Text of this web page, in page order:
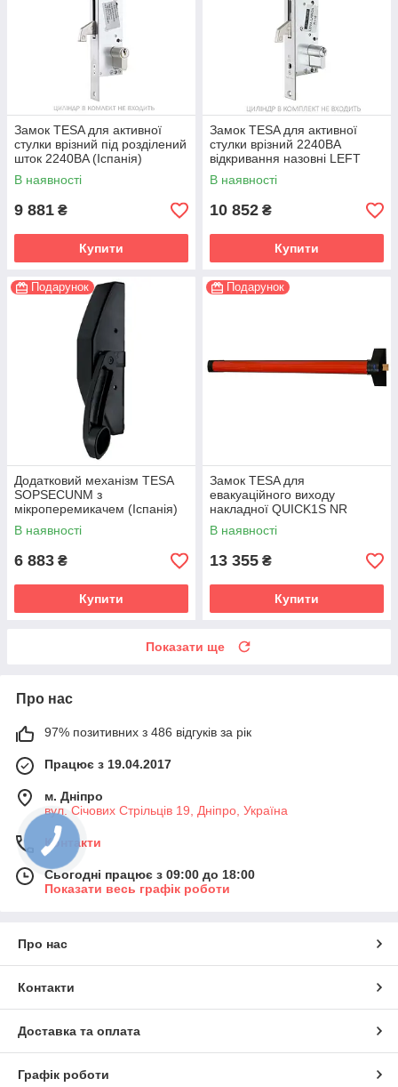
Замок TESA для активної
стулки врізний під розділений
шток 2240BA (Іспанія)
В наявності
9 881 ₴
Купити
Замок TESA для активної
стулки врізний 2240BA
відкривання назовні LEFT
(Іспанія)
В наявності
10 852 ₴
Купити
Подарунок
Додатковий механізм TESA
SOPSECUNM з
мікроперемикачем (Іспанія)
В наявності
6 883 ₴
Купити
Подарунок
Замок TESA для
евакуаційного виходу
накладної QUICK1S NR
чорний / червоний (Іспанія)
В наявності
13 355 ₴
Купити
Показати ще
Про нас
97% позитивних з 486 відгуків за рік
Працює з 19.04.2017
м. Дніпро
вул. Січових Стрільців 19, Дніпро, Україна
Контакти
Сьогодні працює з 09:00 до 18:00
Показати весь графік роботи
Про нас
Контакти
Доставка та оплата
Графік роботи